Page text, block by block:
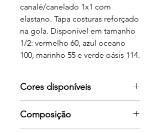
canalé/canelado 1x1 com
elastano. Tapa costuras reforçado
na gola. Disponível em tamanho
1/2: vermelho 60, azul oceano
100, marinho 55 e verde oásis 114.
Cores disponíveis
cores
Composição